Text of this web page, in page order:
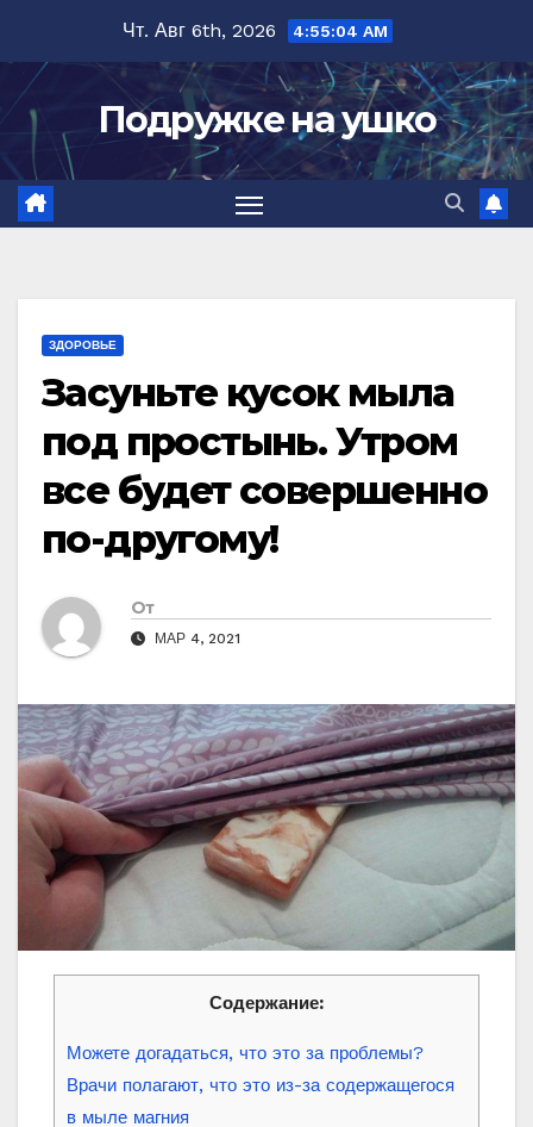
содержимому
Чт. Авг 6th, 2026 4:55:05 AM
Подружке на ушко
ЗДОРОВЬЕ
Засуньте кусок мыла
под простынь. Утром
все будет совершенно
по-другому!
От
МАР 4, 2021
Содержание:
Можете догадаться, что это за проблемы?
Врачи полагают, что это из-за содержащегося
в мыле магния